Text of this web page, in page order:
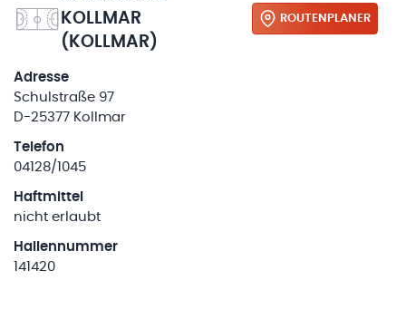
KOLLMAR
(KOLLMAR)
ROUTENPLANER
Adresse
Schulstraße 97
D-25377 Kollmar
Telefon
04128/1045
Haftmittel
nicht erlaubt
Hallennummer
141420